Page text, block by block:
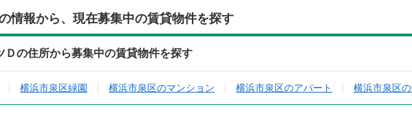
情報から、現在募集中の賃貸物件を探す
Ｄの住所から募集中の賃貸物件を探す
横浜市泉区緑園 横浜市泉区のマンション 横浜市泉区のアパート 横浜市泉区